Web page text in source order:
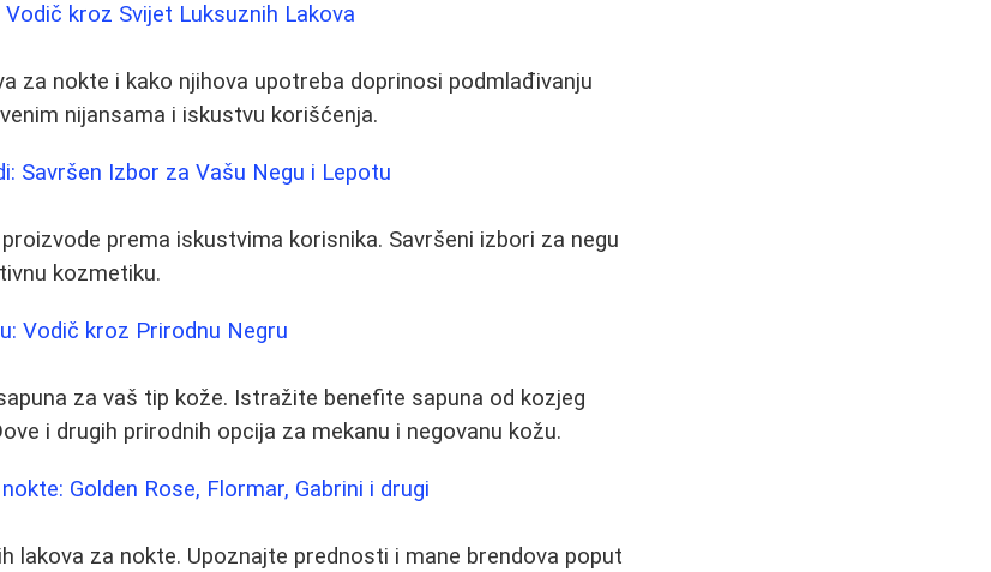
kroz Svijet Luksuznih Lakova
za nokte i kako njihova upotreba doprinosi podmlađivanju
nijansama i iskustvu korišćenja.
Savršen Izbor za Vašu Negu i Lepotu
prema iskustvima korisnika. Savršeni izbori za negu
kozmetiku.
Vodič kroz Prirodnu Negru
za vaš tip kože. Istražite benefite sapuna od kozjeg
i drugih prirodnih opcija za mekanu i negovanu kožu.
Golden Rose, Flormar, Gabrini i drugi
lakova za nokte. Upoznajte prednosti i mane brendova poput